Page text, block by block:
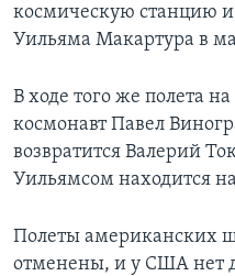
СОЦИАЛЬНЫЕ СЕТИ
Языки
космическую станцию
Уильяма Макартура в
В ходе того же полета
космонавт Павел
возвратится Валерий
Уильямсом находится
Полеты американских
отменены, и у США нет